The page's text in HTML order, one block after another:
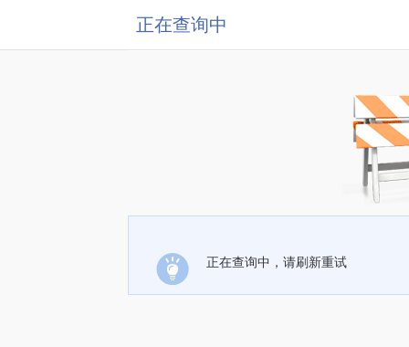
正在查询中
正在查询中，请刷新重试